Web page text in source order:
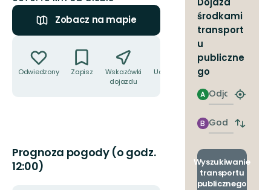
Zobacz na mapie
Odwiedzony Zapisz
Wskazówki
dojazdu
Udostępnij
Prognoza pogody (o godz.
12:00)
środkami
transport
u
publiczne
go
Odjazd
A
Znajdź
Godzinie
przyjazdu
B
Zmiana
i
Wyszukiwanie
transportu
publicznego